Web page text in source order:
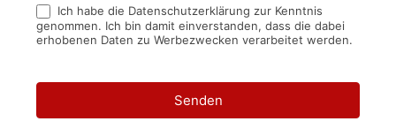
Ich habe die Datenschutzerklärung zur Kenntnis
genommen. Ich bin damit einverstanden, dass die dabei
erhobenen Daten zu Werbezwecken verarbeitet werden.
Senden